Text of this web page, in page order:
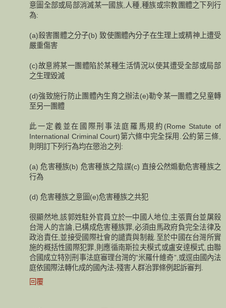
意圖全部或局部消滅某一國族,人種,種族或宗教團體之下列行
為:
(a)殺害團體之分子(b) 致使團體內分子在生理上或精神上遭受
嚴重傷害
(c)故意將某一團體陷於某種生活情況以使其遭受全部或局部
之生理毀滅
(d)強致施行防止團體內生育之辦法(e)勒令某一團體之兒童轉
至另一團體
此一定義並在國際刑事法庭羅馬規約(Rome Statute of
International Criminal Court)第六條中完全採用.公約第三條,
則明訂下列行為均在懲治之列:
(a) 危害種族(b) 危害種族之陰謀(c) 直接公然煽動危害種族之
行為
(d) 危害種族之意圖(e)危害種族之共犯
很顯然地,該郭姓駐外官員立於一中國人地位,主張賣台並屠殺
台灣人的言論,已構成危害種族罪,必須由馬政府負完全法律及
政治責任,並接受國際社會的譴責與制裁.至於中國在台灣所實
施的概括性國際犯罪,則應循南斯拉夫模式或盧安達模式,由聯
合國成立特別刑事法庭審理台灣的”米羅什維奇”,或逕由國內法
庭依國際法轉化成的國內法-殘害人群治罪條例起訴審判.
回覆